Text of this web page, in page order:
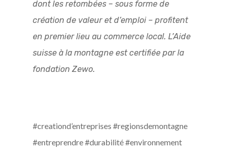
dont les retombées – sous forme de
création de valeur et d’emploi – profitent
en premier lieu au commerce local. L’Aide
suisse à la montagne est certifiée par la
fondation Zewo.
#creationd’entreprises #regionsdemontagne
#entreprendre #durabilité #environnement